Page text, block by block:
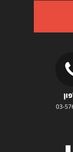
03-